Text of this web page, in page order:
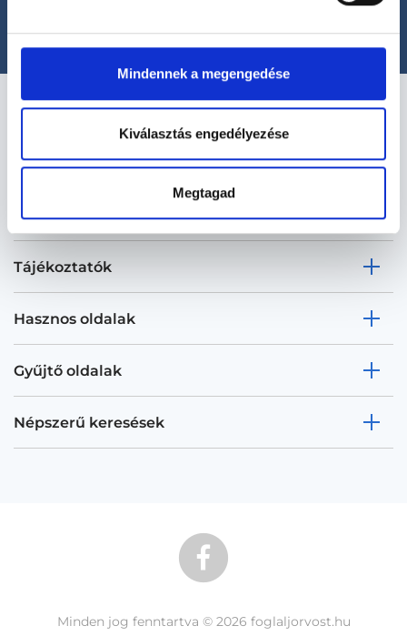
Mindennek a megengedése
Kiválasztás engedélyezése
Megtagad
Kapcsolat
Tájékoztatók
Hasznos oldalak
Gyűjtő oldalak
Népszerű keresések
Minden jog fenntartva © 2026 foglaljorvost.hu